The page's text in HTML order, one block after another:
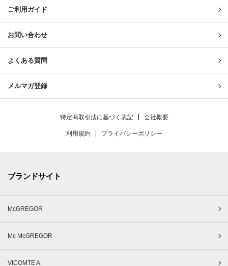
ご利用ガイド
お問い合わせ
よくある質問
メルマガ登録
特定商取引法に基づく表記 会社概要
利用規約 プライバシーポリシー
ブランドサイト
McGREGOR
Mc McGREGOR
VICOMTE A.